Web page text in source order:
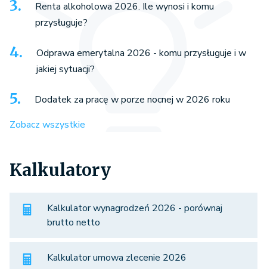
Renta alkoholowa 2026. Ile wynosi i komu
przysługuje?
Odprawa emerytalna 2026 - komu przysługuje i w
jakiej sytuacji?
Dodatek za pracę w porze nocnej w 2026 roku
Zobacz wszystkie
Kalkulatory
Kalkulator wynagrodzeń 2026 - porównaj
brutto netto
Kalkulator umowa zlecenie 2026